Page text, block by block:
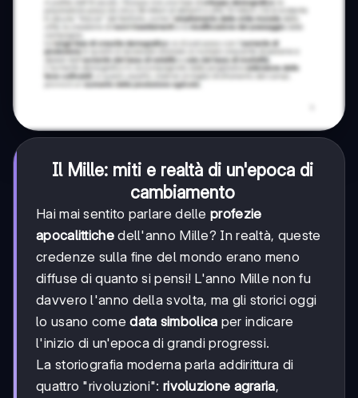
Il Mille: miti e realtà di un'epoca di
cambiamento
Hai mai sentito parlare delle profezie
apocalittichedell'anno Mille? In realtà, queste
credenze sulla fine del mondo erano meno
diffuse di quanto si pensi! L'anno Mille non fu
davvero l'anno della svolta, ma gli storici oggi
lo usano comedata simbolica per indicare
l'inizio di un'epoca di grandi progressi.
La storiografia moderna parla addirittura di
quattro "rivoluzioni": rivoluzione agraria,